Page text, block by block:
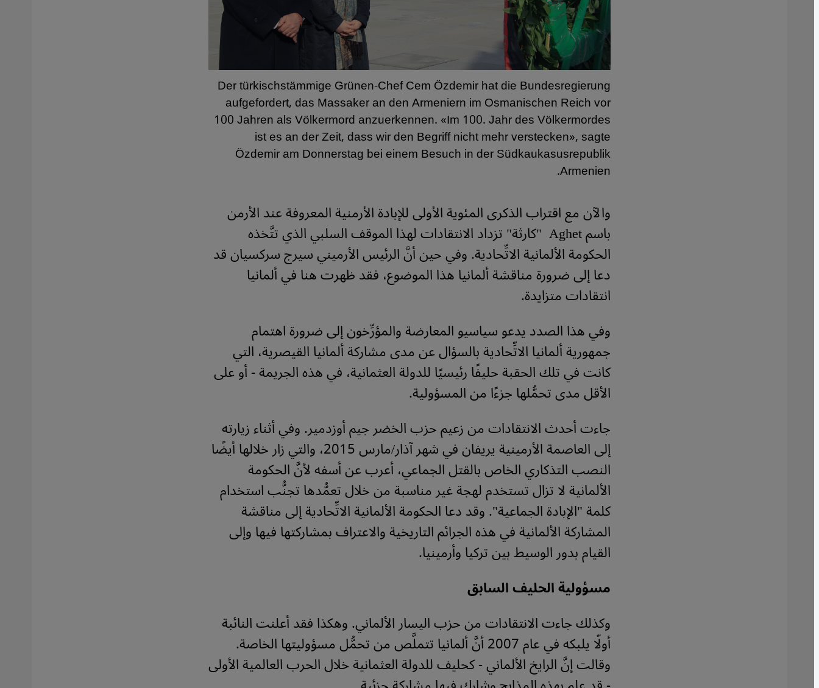
Der türkischstämmige Grünen-Chef Cem Özdemir hat die Bundesregierung
aufgefordert, das Massaker an den Armeniern im Osmanischen Reich vor
100 Jahren als Völkermord anzuerkennen. «Im 100. Jahr des Völkermordes
ist es an der Zeit, dass wir den Begriff nicht mehr verstecken», sagte
Özdemir am Donnerstag bei einem Besuch in der Südkaukasusrepublik
Armenien.
والآن مع اقتراب الذكرى المئوية الأولى للإبادة الأرمنية المعروفة عند الأرمن
باسم "كارثة" تزداد الانتقادات لهذا الموقف السلبي الذي تتَّخذه
الحكومة الألمانية الاتِّحادية. وفي حين أنَّ الرئيس الأرميني سيرج سركسيان قد
دعا إلى ضرورة مناقشة ألمانيا هذا الموضوع، فقد ظهرت هنا في ألمانيا
انتقادات متزايدة.
وفي هذا الصدد يدعو سياسيو المعارضة والمؤرِّخون إلى ضرورة اهتمام
جمهورية ألمانيا الاتِّحادية بالسؤال عن مدى مشاركة ألمانيا القيصرية، التي
كانت في تلك الحقبة حليفًا رئيسيًا للدولة العثمانية، في هذه الجريمة - أو على
الأقل مدى تحمُّلها جزءًا من المسؤولية.
جاءت أحدث الانتقادات من زعيم حزب الخضر جيم أوزدمير. وفي أثناء زيارته
إلى العاصمة الأرمينية يريفان في شهر آذار/مارس 2015، والتي زار خلالها أيضًا
النصب التذكاري الخاص بالقتل الجماعي، أعرب عن أسفه لأنَّ الحكومة
الألمانية لا تزال تستخدم لهجة غير مناسبة من خلال تعمُّدها تجنُّب استخدام
كلمة "الإبادة الجماعية". وقد دعا الحكومة الألمانية الاتِّحادية إلى مناقشة
المشاركة الألمانية في هذه الجرائم التاريخية والاعتراف بمشاركتها فيها وإلى
القيام بدور الوسيط بين تركيا وأرمينيا.
مسؤولية الحليف السابق
وكذلك جاءت الانتقادات من حزب اليسار الألماني. وهكذا فقد أعلنت النائبة
أولّا يلبكه في عام 2007 أنَّ ألمانيا تتملَّص من تحمُّل مسؤوليتها الخاصة.
وقالت إنَّ الرايخ الألماني - كحليف للدولة العثمانية خلال الحرب العالمية الأولى